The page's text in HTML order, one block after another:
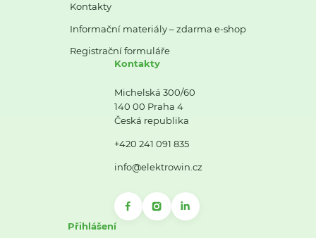
Kontakty
Informační materiály – zdarma e-shop
Registrační formuláře
Kontakty
Michelská 300/60
140 00 Praha 4
Česká republika
+420 241 091 835
info@elektrowin.cz
Přihlášení